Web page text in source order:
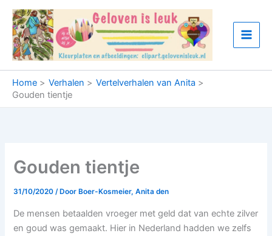
naar
inhoud
Home Verhalen
Vertelverhalen van Anita
Gouden tientje
Gouden tientje
31/10/2020/ Door Boer-Kosmeier, Anita den
De mensen betaalden vroeger met geld dat van echte zilver
en goud was gemaakt. Hier in Nederland hadden we zelfs